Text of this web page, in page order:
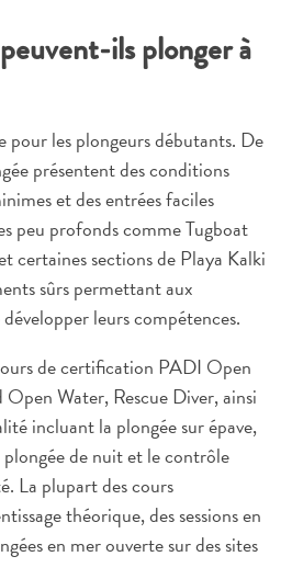
ils plonger à
pour les plongeurs débutants. De
présentent des conditions
et des entrées faciles
peu profonds comme Tugboat
certaines sections de Playa Kalki
sûrs permettant aux
leurs compétences.
de certification PADI Open
Water, Rescue Diver, ainsi
incluant la plongée sur épave,
de nuit et le contrôle
La plupart des cours
théorique, des sessions en
en mer ouverte sur des sites